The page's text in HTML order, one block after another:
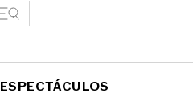
ESPECTÁCULOS